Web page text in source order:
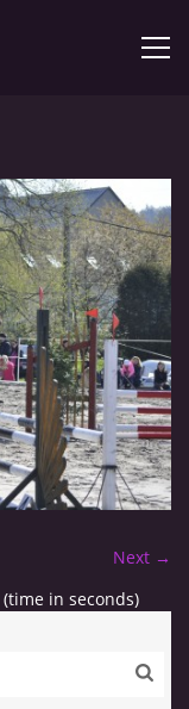
Next →
(time in seconds)